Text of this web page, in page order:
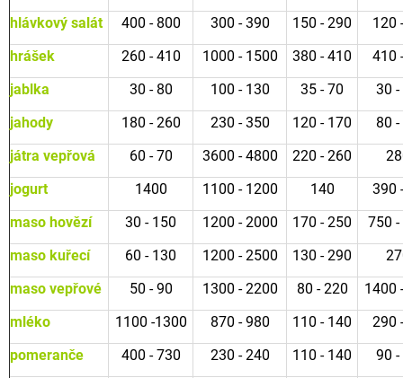
hlávkový salát
400 - 800 300 - 390 150 - 290
120
hrášek
260 - 410 1000 - 1500 380 - 410
410
jablka
30 - 80 100 - 130 35 - 70
30
jahody
180 - 260 230 - 350 120 - 170
80
játra vepřová
60 - 70 3600 - 4800 220 - 260
jogurt
1400 1100 - 1200 140
390
maso hovězí
30 - 150 1200 - 2000 170 - 250
750
maso kuřecí
60 - 130 1200 - 2500 130 - 290
maso vepřové
50 - 90 1300 - 2200 80 - 220
1400
mléko
1100 -1300 870 - 980 110 - 140
290
pomeranče
400 - 730 230 - 240 110 - 140
90
o
u
u
e
m
e
DROMY
MINVIN
Kč